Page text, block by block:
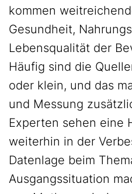
kommen
Gesundheit,
Lebensqualität der
Häufig sind die
oder klein, und das
und Messung
Experten sehen eine
weiterhin in der
Datenlage beim
Ausgangssituation